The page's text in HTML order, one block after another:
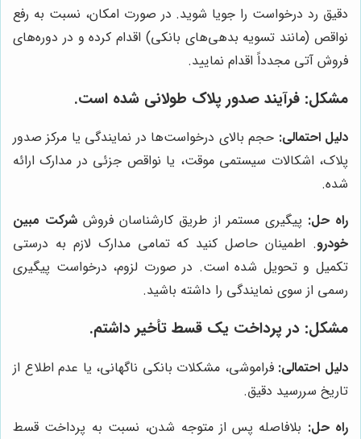
دقیق رد درخواست را جویا شوید. در صورت امکان، نسبت به رفع
نواقص (مانند تسویه بدهی‌های بانکی) اقدام کرده و در دوره‌های
فروش آتی مجدداً اقدام نمایید.
مشکل: فرآیند صدور پلاک طولانی شده است.
دلیل احتمالی: حجم بالای درخواست‌ها در نمایندگی یا مرکز صدور
پلاک، اشکالات سیستمی موقت، یا نواقص جزئی در مدارک ارائه
شده.
راه حل: پیگیری مستمر از طریق کارشناسان فروش شرکت مبین
خودرو. اطمینان حاصل کنید که تمامی مدارک لازم به درستی
تکمیل و تحویل شده است. در صورت لزوم، درخواست پیگیری
رسمی از سوی نمایندگی را داشته باشید.
مشکل: در پرداخت یک قسط تأخیر داشتم.
دلیل احتمالی: فراموشی، مشکلات بانکی ناگهانی، یا عدم اطلاع از
تاریخ سررسید دقیق.
راه حل: بلافاصله پس از متوجه شدن، نسبت به پرداخت قسط